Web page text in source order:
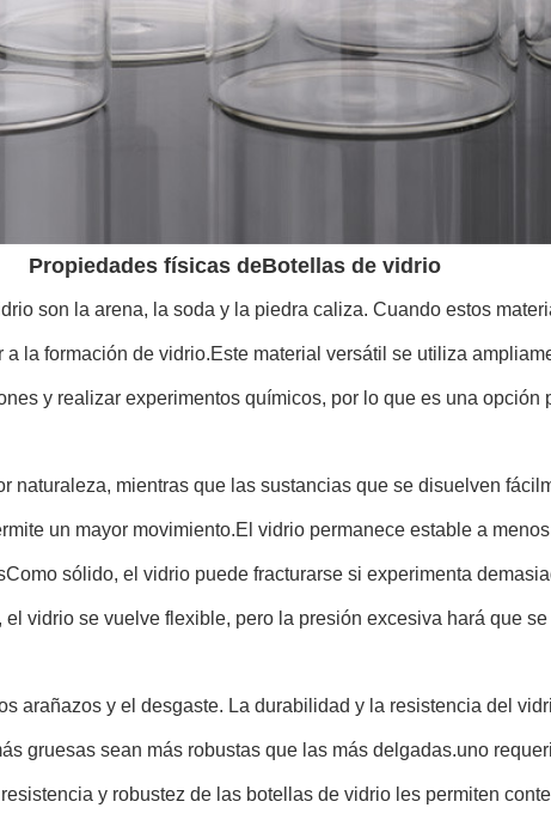
Propiedades físicas deBotellas de vidrio
son la arena, la soda y la piedra caliza. Cuando estos
la formación de vidrio.Este material versátil se utiliza
y realizar experimentos químicos, por lo que es una opción
naturaleza, mientras que las sustancias que se disuelven
un mayor movimiento.El vidrio permanece estable a
sólido, el vidrio puede fracturarse si experimenta
vidrio se vuelve flexible, pero la presión excesiva hará que se
arañazos y el desgaste. La durabilidad y la resistencia del
gruesas sean más robustas que las más delgadas.uno
y robustez de las botellas de vidrio les permiten